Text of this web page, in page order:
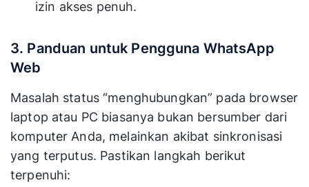
izin akses penuh.
3. Panduan untuk Pengguna WhatsApp
Web
Masalah status “menghubungkan” pada browser
laptop atau PC biasanya bukan bersumber dari
komputer Anda, melainkan akibat sinkronisasi
yang terputus. Pastikan langkah berikut
terpenuhi: